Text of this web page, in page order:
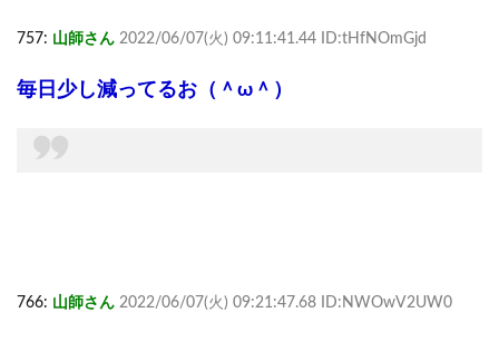
757: 山師さん 2022/06/07(火) 09:11:41.44 ID:tHfNOmGjd
毎日少し減ってるお（＾ω＾）
766: 山師さん 2022/06/07(火) 09:21:47.68 ID:NWOwV2UW0